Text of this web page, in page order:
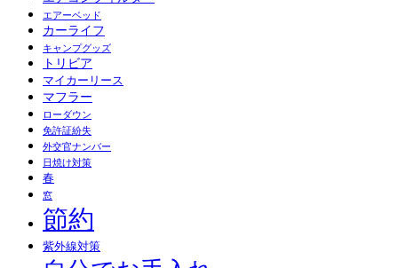
エアーベッド
カーライフ
キャンプグッズ
トリビア
マイカーリース
マフラー
ローダウン
免許証紛失
外交官ナンバー
日焼け対策
春
窓
節約
紫外線対策